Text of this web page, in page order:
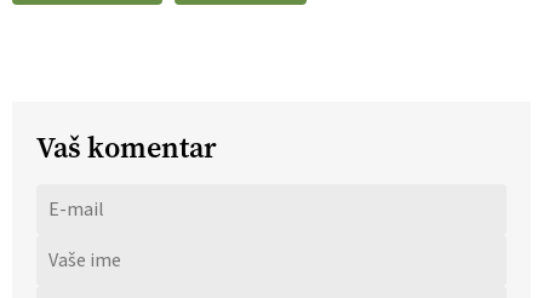
Vaš komentar